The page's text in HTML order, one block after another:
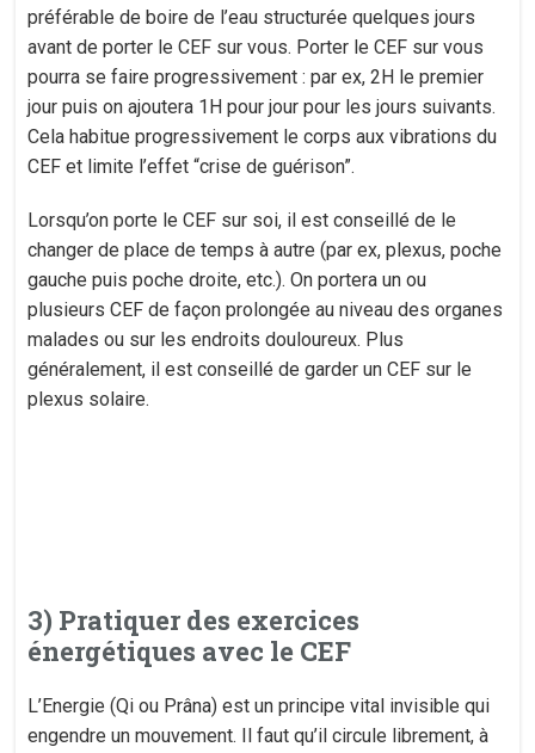
préférable de boire de l’eau structurée quelques jours
avant de porter le CEF sur vous. Porter le CEF sur vous
pourra se faire progressivement : par ex, 2H le premier
jour puis on ajoutera 1H pour jour pour les jours suivants.
Cela habitue progressivement le corps aux vibrations du
CEF et limite l’effet “crise de guérison”.
Lorsqu’on porte le CEF sur soi, il est conseillé de le
changer de place de temps à autre (par ex, plexus, poche
gauche puis poche droite, etc.). On portera un ou
plusieurs CEF de façon prolongée au niveau des organes
malades ou sur les endroits douloureux. Plus
généralement, il est conseillé de garder un CEF sur le
plexus solaire.
3) Pratiquer des exercices
énergétiques avec le CEF
L’Energie (Qi ou Prâna) est un principe vital invisible qui
engendre un mouvement. Il faut qu’il circule librement, à